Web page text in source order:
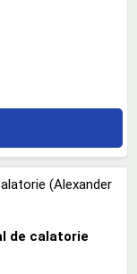
de calatorie